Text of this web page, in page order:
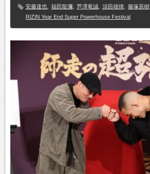
安藤達也 福田龍彌 芦澤竜誠 須田雄律 篠塚辰樹
RIZIN Year End Super Powerhouse Festival